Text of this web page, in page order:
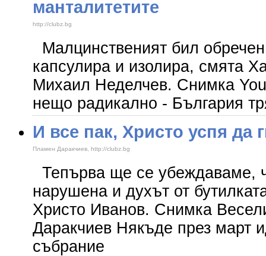
манталитетите
http://clubz.bg
Малцинственият бил
капсулира и изолира, смята
Михаил Неделчев. Снимка
нещо радикално - България
И все пак, Христо успя да
Пламен Даракчиев, http://clubz.bg
Тепърва ще се убеждаваме,
нарушена и духът от
Христо Иванов. Снимка
Даракчиев Някъде през март
събрание